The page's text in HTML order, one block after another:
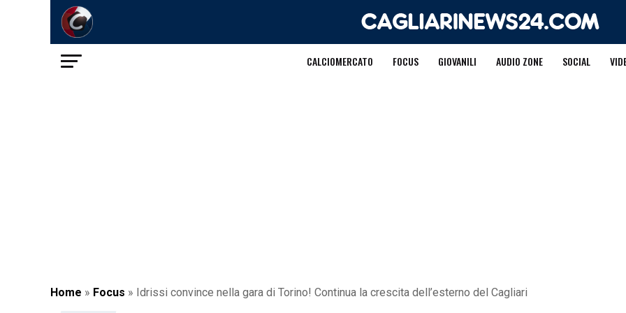
CALCIOMERCATO FOCUS GIOVANILI AUDIO ZONE SOCIAL
Home » Focus » Idrissi convince nella gara di Torino! Continua la crescita dell’esterno del Cagliari